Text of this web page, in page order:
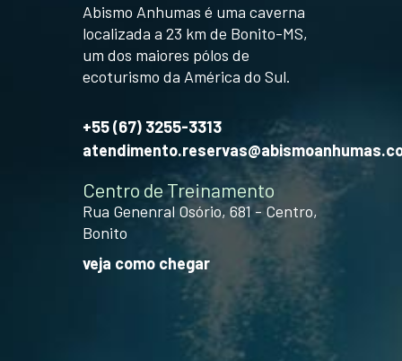
Abismo Anhumas é uma caverna
localizada a 23 km de Bonito-MS,
um dos maiores pólos de
ecoturismo da América do Sul.
+55 (67) 3255-3313
Centro de Treinamento
Rua Genenral Osório, 681 - Centro,
Bonito
veja como chegar